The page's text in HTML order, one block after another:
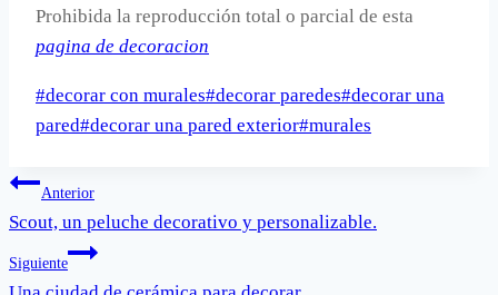
Prohibida la reproducción total o parcial de esta
pagina de decoracion
Etiquetas
de
entrada:
#decorar con murales#decorar paredes#decorar una
pared#decorar una pared exterior#murales
Navegación
de
entradas
Anterior
Scout, un peluche decorativo y personalizable.
Siguiente